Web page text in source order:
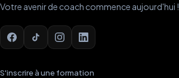
Votre avenir de coach commence aujourd'hui !
S'inscrire à une formation